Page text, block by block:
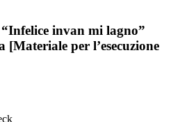
invan mi lagno”
[Materiale per l’esecuzione